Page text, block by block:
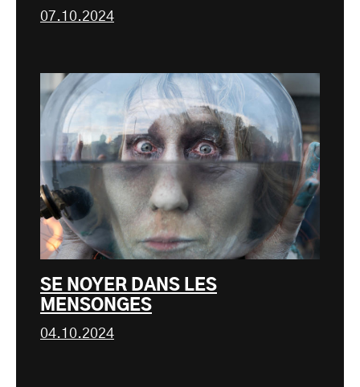
07.10.2024
SE NOYER DANS LES
MENSONGES
04.10.2024